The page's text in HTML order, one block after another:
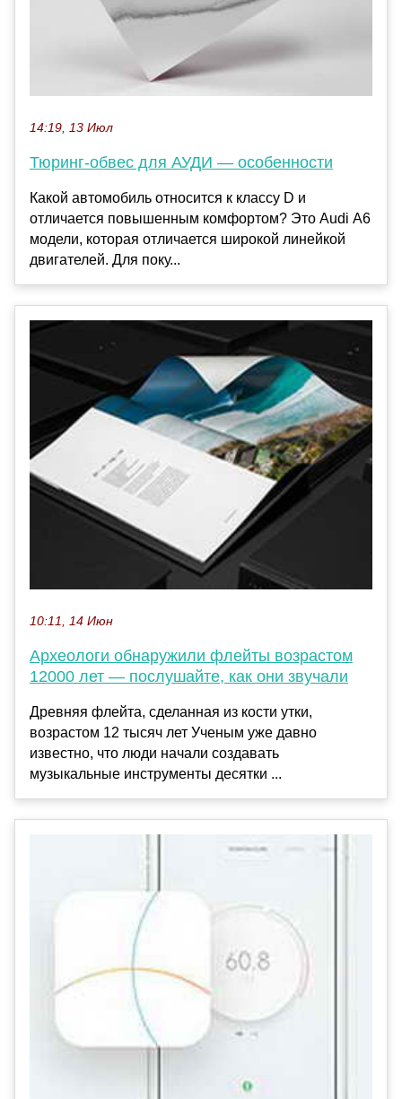
14:19, 13 Июл
Тюринг-обвес для АУДИ — особенности
Какой автомобиль относится к классу D и
отличается повышенным комфортом? Это Audi А6
модели, которая отличается широкой линейкой
двигателей. Для поку...
10:11, 14 Июн
Археологи обнаружили флейты возрастом
12000 лет — послушайте, как они звучали
Древняя флейта, сделанная из кости утки,
возрастом 12 тысяч лет Ученым уже давно
известно, что люди начали создавать
музыкальные инструменты десятки ...